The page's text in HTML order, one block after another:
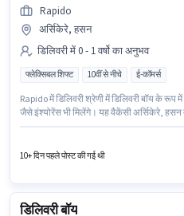
Rapido
अर्सिकेरे, हसन
डिलिवरी में 0 - 1 वर्षो का अनुभव
फ्लेक्सिबल शिफ्ट 10वीं से नीचे ई-कॉमर्स
Rapido में डिलिवरी श्रेणी में डिलिवरी बॉय के
जैसे इंश्योरेंस भी मिलेंगे। यह वैकेंसी अर्सिकेरे,
10+ दिन पहले पोस्ट की गई थी
डिलिवरी बॉय